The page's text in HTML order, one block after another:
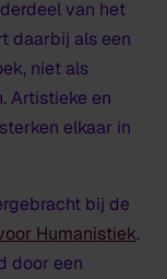
van het
daarbij als een
niet als
Artistieke en
elkaar in
bij de
Humanistiek.
door een